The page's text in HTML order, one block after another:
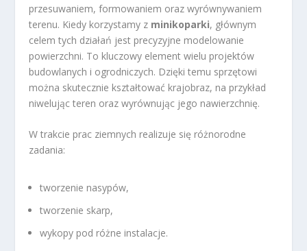
przesuwaniem, formowaniem oraz wyrównywaniem
terenu. Kiedy korzystamy z minikoparki, głównym
celem tych działań jest precyzyjne modelowanie
powierzchni. To kluczowy element wielu projektów
budowlanych i ogrodniczych. Dzięki temu sprzętowi
można skutecznie kształtować krajobraz, na przykład
niwelując teren oraz wyrównując jego nawierzchnię.
W trakcie prac ziemnych realizuje się różnorodne
zadania:
tworzenie nasypów,
tworzenie skarp,
wykopy pod różne instalacje.